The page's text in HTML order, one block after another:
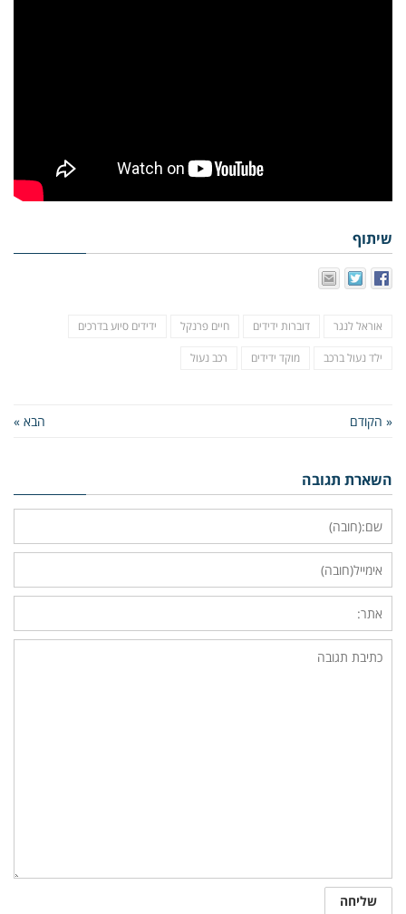
שיתוף
אוראל לנגר דוברות ידידים חיים פרנקל ידידים סיוע בדרכים
ילד נעול ברכב מוקד ידידים רכב נעול
« הקודם הבא »
השארת תגובה